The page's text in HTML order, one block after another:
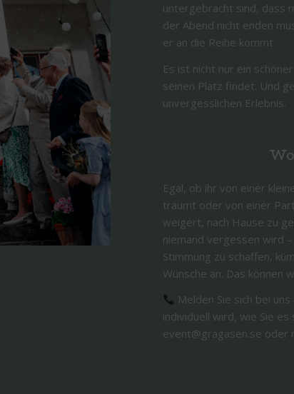
untergebracht sind, dass
der Abend nicht enden
er an die Reihe kommt.
Es ist nicht nur ein
seinen Platz findet. Und
unvergesslichen Erlebnis.
Egal, ob ihr von einer
träumt oder von einer
weigert, nach Hause zu
niemand vergessen wird
Stimmung zu schaffen,
Wünsche an. Das können
Melden Sie sich bei
individuell wird, wie Sie es
event@gragasen.se oder